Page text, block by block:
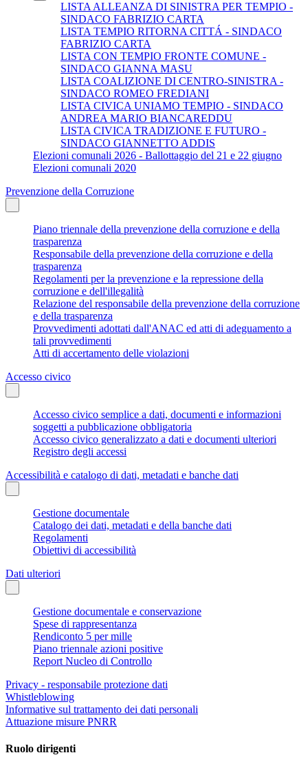
LISTA ALLEANZA DI SINISTRA PER TEMPIO -
SINDACO FABRIZIO CARTA
LISTA TEMPIO RITORNA CITTÁ - SINDACO
FABRIZIO CARTA
LISTA CON TEMPIO FRONTE COMUNE -
SINDACO GIANNA MASU
LISTA COALIZIONE DI CENTRO-SINISTRA -
SINDACO ROMEO FREDIANI
LISTA CIVICA UNIAMO TEMPIO - SINDACO
ANDREA MARIO BIANCAREDDU
LISTA CIVICA TRADIZIONE E FUTURO -
SINDACO GIANNETTO ADDIS
Elezioni comunali 2026 - Ballottaggio del 21 e 22 giugno
Elezioni comunali 2020
Prevenzione della Corruzione
Piano triennale della prevenzione della corruzione e della
trasparenza
Responsabile della prevenzione della corruzione e della
trasparenza
Regolamenti per la prevenzione e la repressione della
corruzione e dell'illegalità
Relazione del responsabile della prevenzione della corruzione
e della trasparenza
Provvedimenti adottati dall'ANAC ed atti di adeguamento a
tali provvedimenti
Atti di accertamento delle violazioni
Accesso civico
Accesso civico semplice a dati, documenti e informazioni
soggetti a pubblicazione obbligatoria
Accesso civico generalizzato a dati e documenti ulteriori
Registro degli accessi
Accessibilità e catalogo di dati, metadati e banche dati
Gestione documentale
Catalogo dei dati, metadati e della banche dati
Regolamenti
Obiettivi di accessibilità
Dati ulteriori
Gestione documentale e conservazione
Spese di rappresentanza
Rendiconto 5 per mille
Piano triennale azioni positive
Report Nucleo di Controllo
Privacy - responsabile protezione dati
Whistleblowing
Informative sul trattamento dei dati personali
Attuazione misure PNRR
Ruolo dirigenti